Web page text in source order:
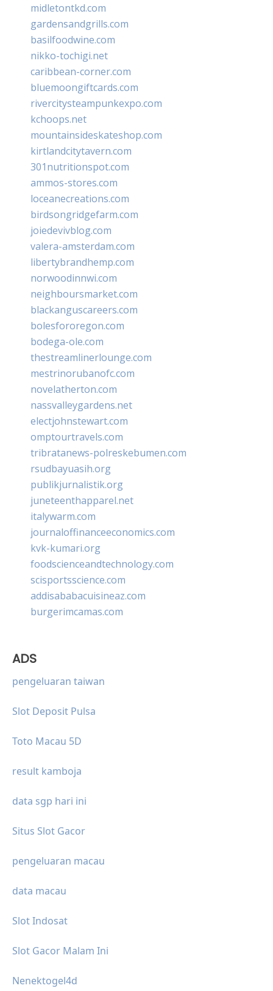
midletontkd.com
gardensandgrills.com
basilfoodwine.com
nikko-tochigi.net
caribbean-corner.com
bluemoongiftcards.com
rivercitysteampunkexpo.com
kchoops.net
mountainsideskateshop.com
kirtlandcitytavern.com
301nutritionspot.com
ammos-stores.com
loceanecreations.com
birdsongridgefarm.com
joiedevivblog.com
valera-amsterdam.com
libertybrandhemp.com
norwoodinnwi.com
neighboursmarket.com
blackanguscareers.com
bolesfororegon.com
bodega-ole.com
thestreamlinerlounge.com
mestrinorubanofc.com
novelatherton.com
nassvalleygardens.net
electjohnstewart.com
omptourtravels.com
tribratanews-polreskebumen.com
rsudbayuasih.org
publikjurnalistik.org
juneteenthapparel.net
italywarm.com
journaloffinanceeconomics.com
kvk-kumari.org
foodscienceandtechnology.com
scisportsscience.com
addisababacuisineaz.com
burgerimcamas.com
ADS
pengeluaran taiwan
Slot Deposit Pulsa
Toto Macau 5D
result kamboja
data sgp hari ini
Situs Slot Gacor
pengeluaran macau
data macau
Slot Indosat
Slot Gacor Malam Ini
Nenektogel4d